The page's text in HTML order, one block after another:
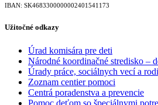
IBAN: SK46833000000­02401541173
Užitočné odkazy
Úrad komisára pre deti
Národné koordinačné stredisko –
Úrady práce, sociálnych vecí a
Zoznam centier pomoci
Centrá poradenstva a prevencie
Pomoc deťom so špeciálnymi